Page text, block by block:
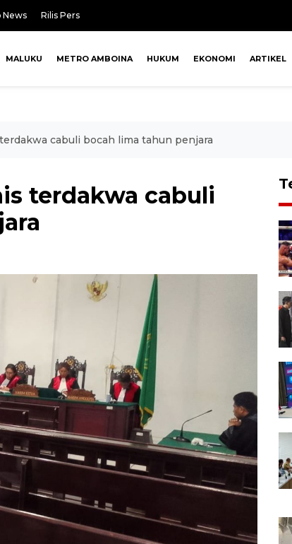
News Rilis Pers
MALUKU METRO AMBOINA HUKUM EKONOMI ARTIKEL
cabuli bocah lima tahun penjara
terdakwa cabuli